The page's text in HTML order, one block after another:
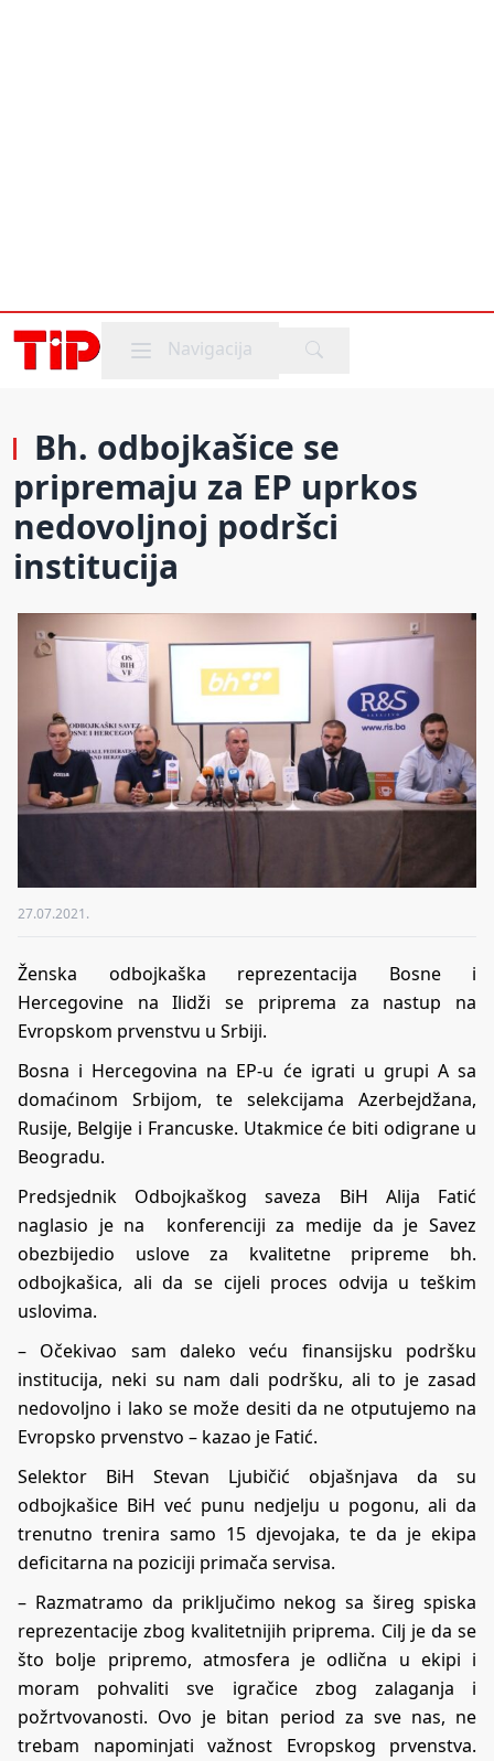
Mobile menu
Navigacija
Bh. odbojkašice se
pripremaju za EP uprkos
nedovoljnoj podršci
institucija
27.07.2021.
Ženska odbojkaška reprezentacija Bosne i
Hercegovine na Ilidži se priprema za nastup na
Evropskom prvenstvu u Srbiji.
Bosna i Hercegovina na EP-u će igrati u grupi A sa
domaćinom Srbijom, te selekcijama Azerbejdžana,
Rusije, Belgije i Francuske. Utakmice će biti odigrane u
Beogradu.
Predsjednik Odbojkaškog saveza BiH Alija Fatić
naglasio je na konferenciji za medije da je Savez
obezbijedio uslove za kvalitetne pripreme bh.
odbojkašica, ali da se cijeli proces odvija u teškim
uslovima.
– Očekivao sam daleko veću finansijsku podršku
institucija, neki su nam dali podršku, ali to je zasad
nedovoljno i lako se može desiti da ne otputujemo na
Evropsko prvenstvo – kazao je Fatić.
Selektor BiH Stevan Ljubičić objašnjava da su
odbojkašice BiH već punu nedjelju u pogonu, ali da
trenutno trenira samo 15 djevojaka, te da je ekipa
deficitarna na poziciji primača servisa.
– Razmatramo da priključimo nekog sa šireg spiska
reprezentacije zbog kvalitetnijih priprema. Cilj je da se
što bolje pripremo, atmosfera je odlična u ekipi i
moram pohvaliti sve igračice zbog zalaganja i
požrtvovanosti. Ovo je bitan period za sve nas, ne
trebam napominjati važnost Evropskog prvenstva.